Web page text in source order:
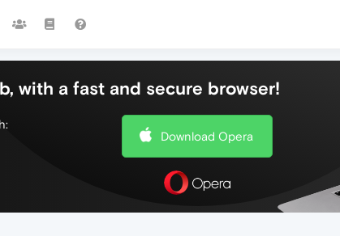
with a fast and secure browser!
Download Opera